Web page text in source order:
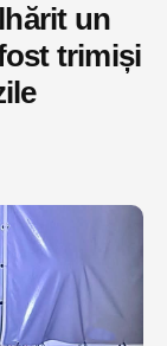
un
trimiși